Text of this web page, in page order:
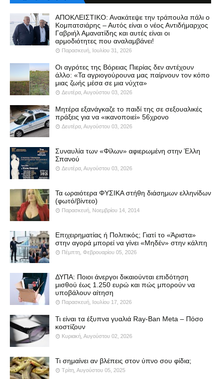
ΑΠΟΚΛΕΙΣΤΙΚΟ: Ανακάτεψε την τράπουλα πάλι ο
Κομπατσιάρης – Αυτός είναι ο νέος Αντιδήμαρχος
Γαβριήλ Αμανατίδης και αυτές είναι οι
αρμοδιότητες που αναλαμβάνει!
Παρασκευή, Ιουλίου 31, 2026
Οι αγρότες της Βόρειας Πιερίας δεν αντέχουν
άλλο: «Τα αγριογούρουνα μας παίρνουν τον κόπο
μιας ζωής μέσα σε μια νύχτα»
Δευτέρα, Αυγούστου 03, 2026
Μητέρα εξανάγκαζε το παιδί της σε σεξουαλικές
πράξεις για να «ικανοποιεί» 56χρονο
Δευτέρα, Αυγούστου 03, 2026
Συναυλία των «Φίλων» αφιερωμένη στην Έλλη
Σπανού
Δευτέρα, Αυγούστου 03, 2026
Τα ωραιότερα ΦΥΣΙΚΑ στήθη διάσημων ελληνίδων
(φωτό/βίντεο)
Παρασκευή, Νοεμβρίου 14, 2014
Επιχειρηματίας ή Πολιτικός; Γιατί το «Άριστα»
στην αγορά μπορεί να γίνει «Μηδέν» στην κάλπη
Πέμπτη, Φεβρουαρίου 05, 2026
ΔΥΠΑ: Ποιοι άνεργοι δικαιούνται επιδότηση
μισθού έως 1.250 ευρώ και πώς μπορούν να
υποβάλουν αίτηση
Παρασκευή, Ιουλίου 17, 2026
Τι είναι τα έξυπνα γυαλιά Ray-Ban Meta – Πόσο
κοστίζουν
Κυριακή, Αυγούστου 02, 2026
Τι σημαίνει αν βλέπεις στον ύπνο σου φίδια;
Τρίτη, Αυγούστου 05, 2025